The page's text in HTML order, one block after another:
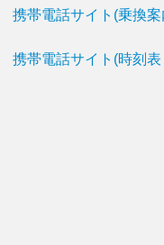
携帯電話サイト(乗換
携帯電話サイト(時刻